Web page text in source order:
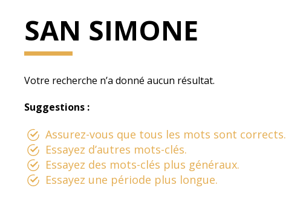
SAN SIMONE
Votre recherche n’a donné aucun résultat.
Suggestions :
Assurez-vous que tous les mots sont corrects.
Essayez d’autres mots-clés.
Essayez des mots-clés plus généraux.
Essayez une période plus longue.